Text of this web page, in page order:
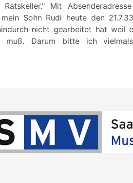
Mit
Sohn Rudi heute den
nicht gearbeitet hat weil
muß. Darum bitte ich